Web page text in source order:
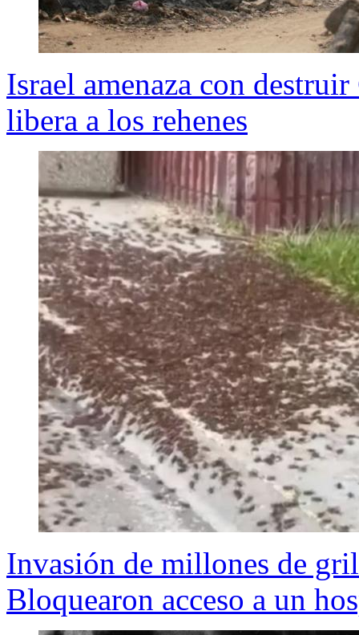
Israel amenaza con
libera a los rehenes
Invasión de millones de
Bloquearon acceso a un